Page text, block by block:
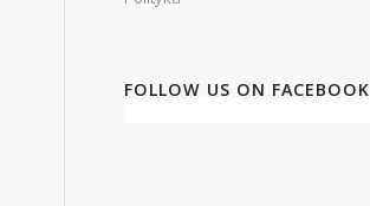
FOLLOW US ON FACEBOOK